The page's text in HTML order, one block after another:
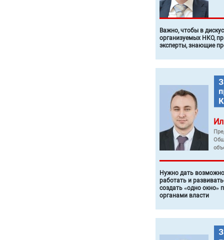
Важно, чтобы в
организуемых НКО,
эксперты, знающие
Нужно дать
работать и
создать «одно окно»
органами власти